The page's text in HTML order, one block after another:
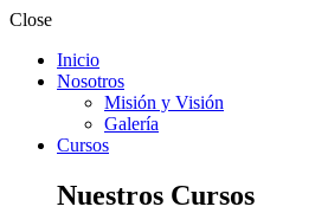
Close
Inicio
Nosotros
Misión y Visión
Galería
Cursos
Nuestros Cursos